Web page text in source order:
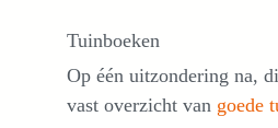
Tuinboeken
Op één uitzondering na,
vast overzicht van goede